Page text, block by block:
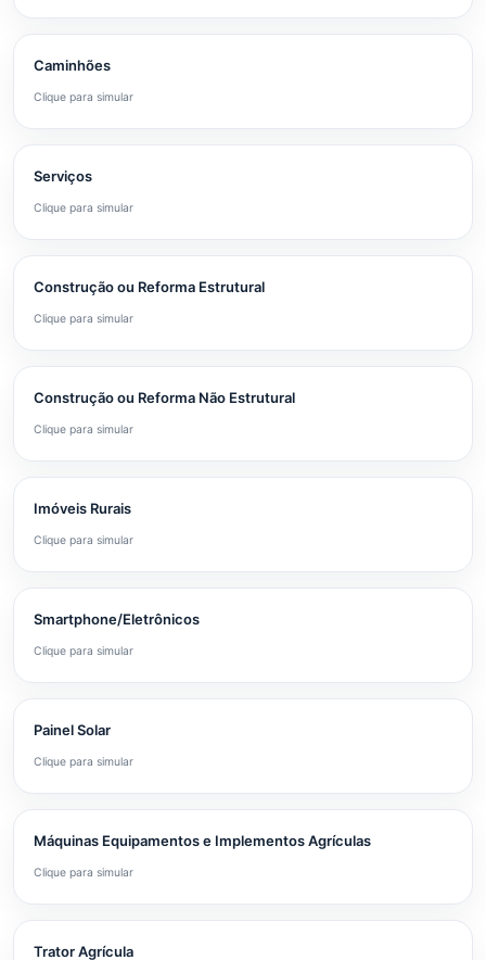
Caminhões
Clique para simular
Serviços
Clique para simular
Construção ou Reforma Estrutural
Clique para simular
Construção ou Reforma Não Estrutural
Clique para simular
Imóveis Rurais
Clique para simular
Smartphone/Eletrônicos
Clique para simular
Painel Solar
Clique para simular
Máquinas Equipamentos e Implementos Agrículas
Clique para simular
Trator Agrícula